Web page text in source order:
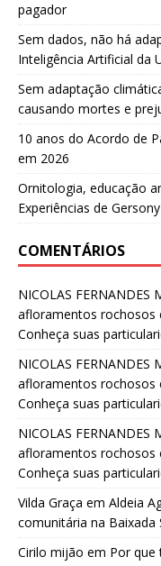
pagador
Sem dados, não há
Inteligência Artificial da
Sem adaptação
causando mortes e
10 anos do Acordo de
em 2026
Ornitologia, educação
Experiências de
COMENTÁRIOS
NICOLAS FERNANDES
afloramentos rochosos
Conheça suas
NICOLAS FERNANDES
afloramentos rochosos
Conheça suas
NICOLAS FERNANDES
afloramentos rochosos
Conheça suas
Vilda Graça em Aldeia
comunitária na Baixada
Cirilo mijão em Por que